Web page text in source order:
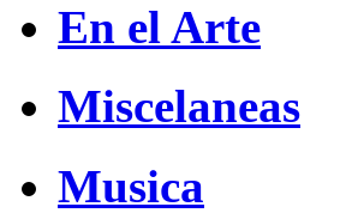
En el Arte
Miscelaneas
Musica